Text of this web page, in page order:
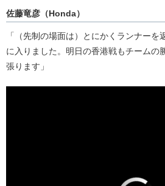
佐藤竜彦（Honda）
「（先制の場面は）とにかくランナー
に入りました。明日の香港戦もチームの
張ります」